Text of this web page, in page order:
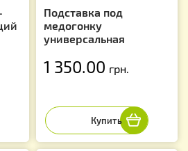
Подставка под
медогонку
универсальная
1 350.00 грн.